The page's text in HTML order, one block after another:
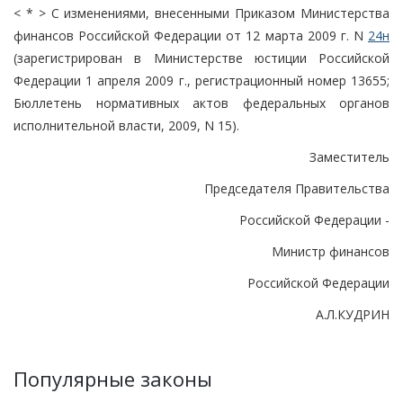
< * > С изменениями, внесенными Приказом Министерства
финансов Российской Федерации от 12 марта 2009 г. N 24н
(зарегистрирован в Министерстве юстиции Российской
Федерации 1 апреля 2009 г., регистрационный номер 13655;
Бюллетень нормативных актов федеральных органов
исполнительной власти, 2009, N 15).
Заместитель
Председателя Правительства
Российской Федерации -
Министр финансов
Российской Федерации
А.Л.КУДРИН
Популярные законы